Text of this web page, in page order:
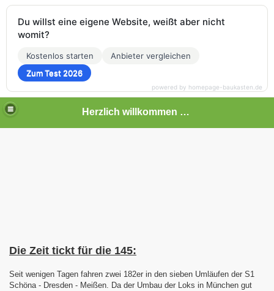
Herzlich willkommen auf meiner Bahnseite
Die Zeit tickt für die 145:
Seit wenigen Tagen fahren zwei 182er in den sieben Umläufen der S1
Schöna - Dresden - Meißen. Da der Umbau der Loks in München gut
Du willst eine eigene Website, weißt aber nicht
womit?
Kostenlos starten
Anbieter vergleichen
Zum Test 2026
powered by homepage-baukasten.de